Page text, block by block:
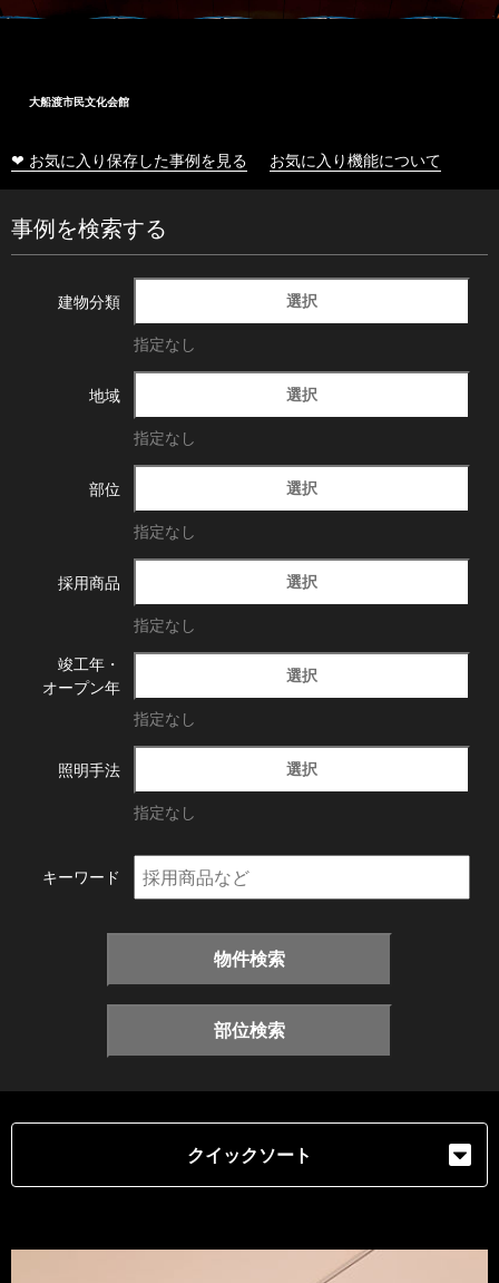
大船渡市民文化会館
❤ お気に入り保存した事例を見る お気に入り機能について
事例を検索する
建物分類 選択
指定なし
地域 選択
指定なし
部位 選択
指定なし
採用商品 選択
指定なし
竣工年・
オープン年
選択
指定なし
照明手法 選択
指定なし
キーワード
物件検索
部位検索
クイックソート